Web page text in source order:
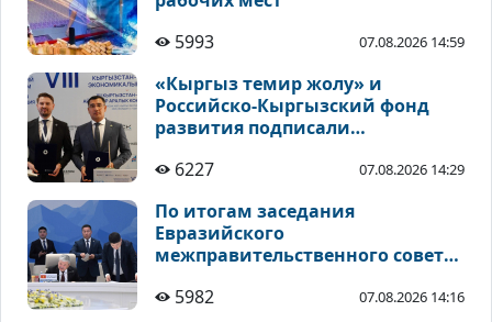
5993
07.08.2026 14:59
«Кыргыз темир жолу» и
Российско-Кыргызский фонд
развития подписали
инвестиционным проектам
6227 07.08.2026 14:29
По итогам заседания
Евразийского
межправительственного совета
5982
07.08.2026 14:16